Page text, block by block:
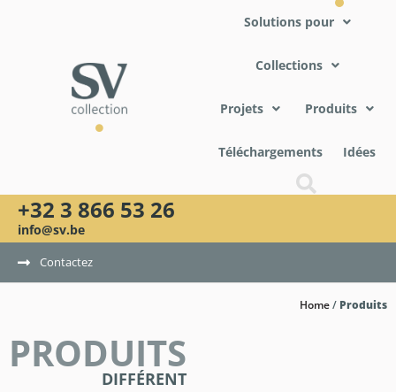
Solutions pour
Collections
Projets Produits
Téléchargements Idées
+32 3 866 53 26
info@sv.be
Contactez
Home/ Produits
PRODUITS
DIFFÉRENT